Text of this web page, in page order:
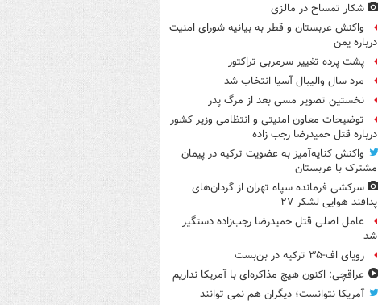
شکار تمساح در مالزی
واکنش عربستان و قطر به بیانیه شورای امنیت
درباره یمن
پشت پرده تغییر سرمربی تراکتور
مرد سال والیبال آسیا انتخاب شد
نخستین تصویر مسی بعد از مرگ پدر
توضیحات معاون امنیتی و انتظامی وزیر کشور
درباره قتل حمیدرضا رجب زاده
واکنش کنایه‌آمیز به عضویت ترکیه در پیمان
مشترک با عربستان
سرکشی فرمانده سپاه تهران از گردان‌های
پدافند هوایی لشکر ۲۷
عامل اصلی قتل حمیدرضا رجب‌زاده دستگیر
شد
رویای اف-۳۵ ترکیه در بن‌بست
عراقچی: اکنون هیچ مذاکره‌ای با آمریکا نداریم
آمریکا نتوانست؛ دیگران هم نمی توانند